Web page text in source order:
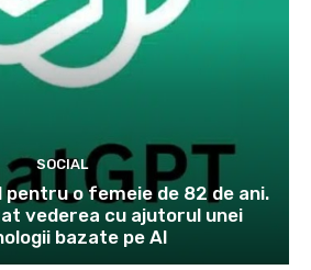
SOCIAL
pentru o femeie de 82 de ani.
vederea cu ajutorul unei
bazate pe AI